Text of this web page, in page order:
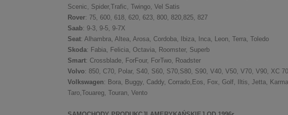
Scenic, Spider,Trafic, Twingo, Vel Satis
Rover: 75, 600, 618, 620, 623, 800, 820,825, 827
Saab: 9-3, 9-5, 9-7X
Seat: Alhambra, Altea, Arosa, Cordoba, Ibiza, Inca, Leon, Terra, Toledo
Skoda: Fabia, Felicia, Octavia, Roomster, Superb
Smart: Crossblade, ForFour, ForTwo, Roadster
Volvo: 850, C70, Polar, S40, S60, S70,S80, S90, V40, V50, V70, V90, XC
Volkswagen: Bora, Buggy, Caddy, Corrado,Eos, Fox, Golf, Iltis, Jetta,
Taro,Touareg, Touran, Vento